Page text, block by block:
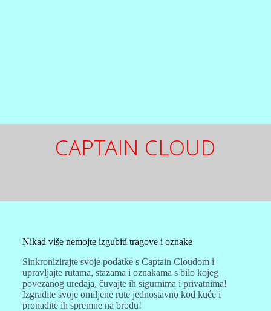
CAPTAIN CLOUD
Nikad više nemojte izgubiti tragove i oznake
Sinkronizirajte svoje podatke s Captain Cloudom i
upravljajte rutama, stazama i oznakama s bilo kojeg
povezanog uređaja, čuvajte ih sigurnima i privatnima!
Izgradite svoje omiljene rute jednostavno kod kuće i
pronađite ih spremne na brodu!